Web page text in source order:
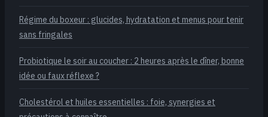
Régime du boxeur : glucides, hydratation et menus pour tenir
sans fringales
Probiotique le soir au coucher : 2 heures après le dîner, bonne
idée ou faux réflexe ?
Cholestérol et huiles essentielles : foie, synergies et